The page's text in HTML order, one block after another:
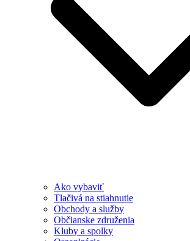
Ako vybaviť
Tlačivá na stiahnutie
Obchody a služby
Občianske združenia
Kluby a spolky